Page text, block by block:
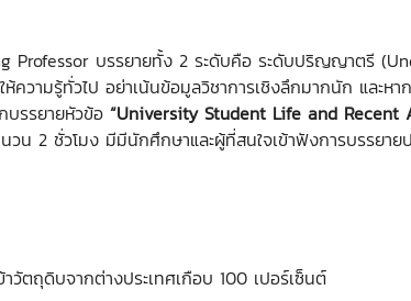
Professor บรรยายทั้ง 2 ระดับคือ ระดับปริญญาตรี
ามรู้ทั่วไป อย่าเน้นข้อมูลวิชาการเชิงลึกมากนัก และหา
บรรยายหัวข้อ “University Student Life and Recent
น 2 ชั่วโมง มีมีนักศึกษาและผู้ที่สนใจเข้าฟังการบรรยา
วัตถุดิบจากต่างประเทศเกือบ 100 เปอร์เซ็นต์